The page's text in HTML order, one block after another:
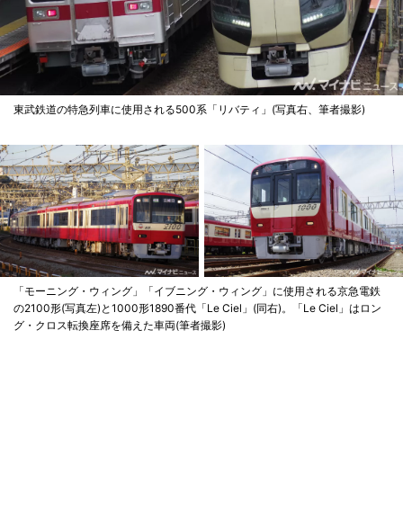
東武鉄道の特急列車に使用される500系「リバティ」(写真右、筆者撮影)
「モーニング・ウィング」「イブニング・ウィング」に使用される京急電鉄
の2100形(写真左)と1000形1890番代「Le Ciel」(同右)。「Le Ciel」はロン
グ・クロス転換座席を備えた車両(筆者撮影)